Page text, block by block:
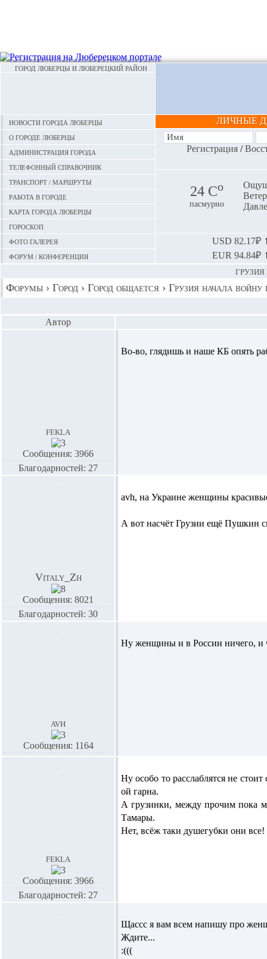
ГОРОД ЛЮБЕРЦЫ И ЛЮБЕРЕЦКИЙ РАЙОН
Новости города Люберцы
О городе Люберцы
Администрация города
Телефонный справочник
Транспорт / маршруты
Работа в городе
Карта города Люберцы
Гороскоп
Фото галерея
Форум / конференция
ЛИЧНЫЕ
Регистрация/
24 Сo
пасмурно
USD 82.17₽
EUR 94.84₽
Форумы › Город › Город общается › Грузия начала
Автор
fekla
Сообщения: 3966
Благодарностей: 27
Во-во, глядишь и наше КБ опять
Vitaly_Zh
Сообщения: 8021
Благодарностей: 30
avh, на Украине женщины
А вот насчёт Грузии ещё Пушкин
avh
Сообщения: 1164
Ну женщины и в России ничего, и
fekla
Сообщения: 3966
Благодарностей: 27
Ну особо то расслаблятся не
ой гарна.
А грузинки, между прочим пока
Тамары.
Нет, всёж таки душегубки они все!
Щассс я вам всем напишу про
Ждите...
:(((